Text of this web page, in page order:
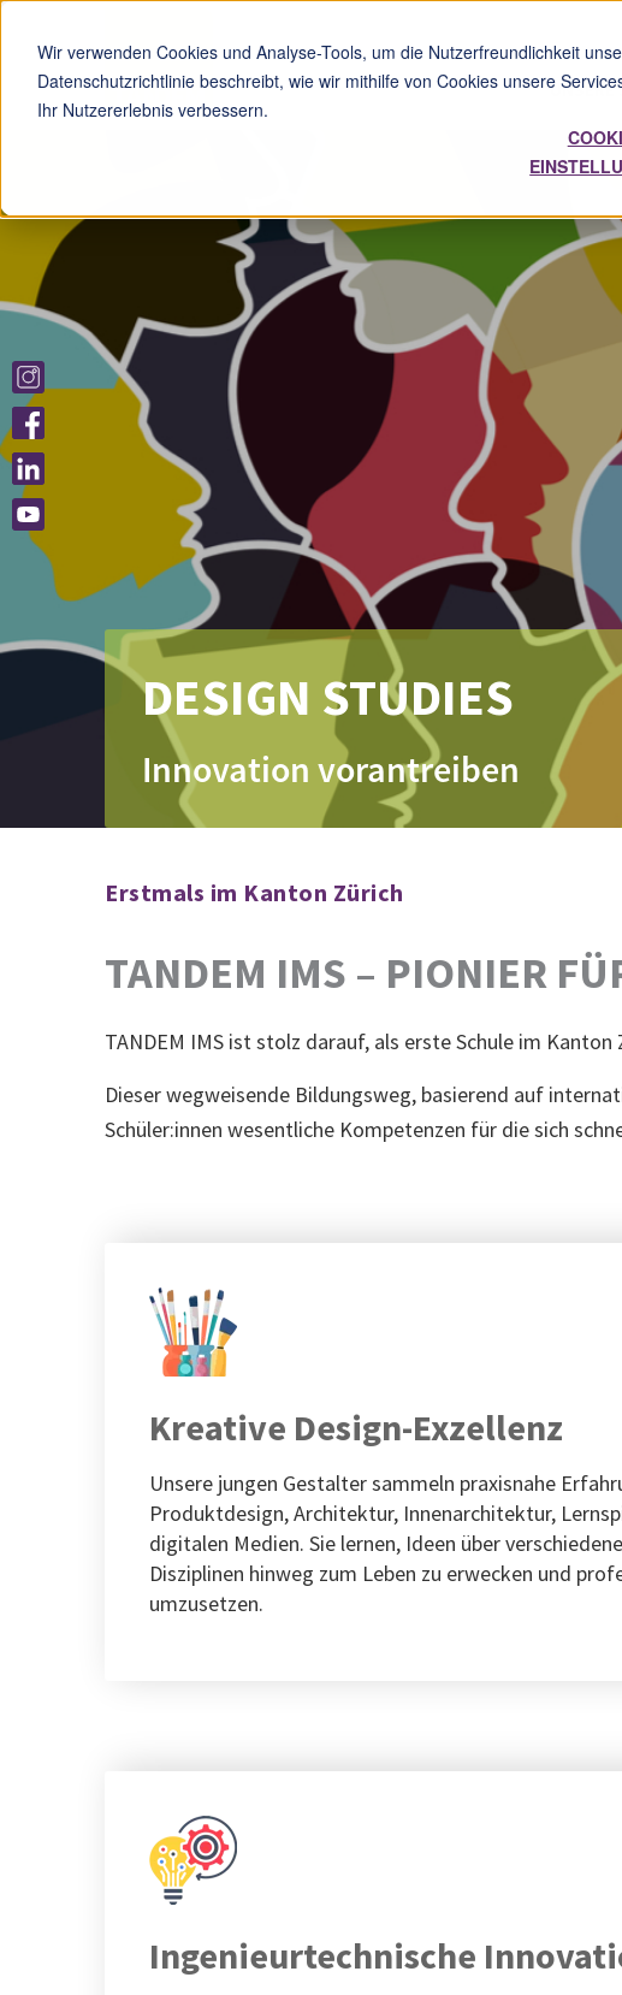
Wir verwenden Cookies und Analyse-Tools, um die Nutzerfreundlichkeit
Datenschutzrichtlinie beschreibt, wie wir mithilfe von Cookies unsere
Ihr Nutzererlebnis verbessern.
UNSERE
DESIGN STUDIES
Innovation vorantreiben
Erstmals im Kanton Zürich
TANDEM IMS – PIONIER
TANDEM IMS ist stolz darauf, als erste Schule im
Dieser wegweisende Bildungsweg, basierend auf
Schüler:innen wesentliche Kompetenzen für die sich
Kreative Design-Exzellenz
Unsere jungen Gestalter sammeln praxisnahe
Produktdesign, Architektur, Innenarchitektur,
digitalen Medien. Sie lernen, Ideen über
Disziplinen hinweg zum Leben zu erwecken und
umzusetzen.
Ingenieurtechnische